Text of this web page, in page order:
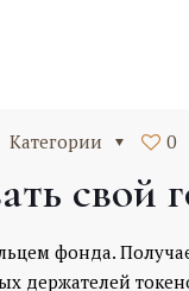
Категории 0
свой
фонда.
держателей